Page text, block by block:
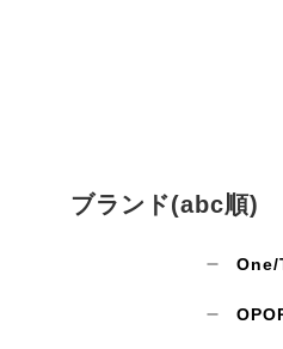
ブランド(abc順)